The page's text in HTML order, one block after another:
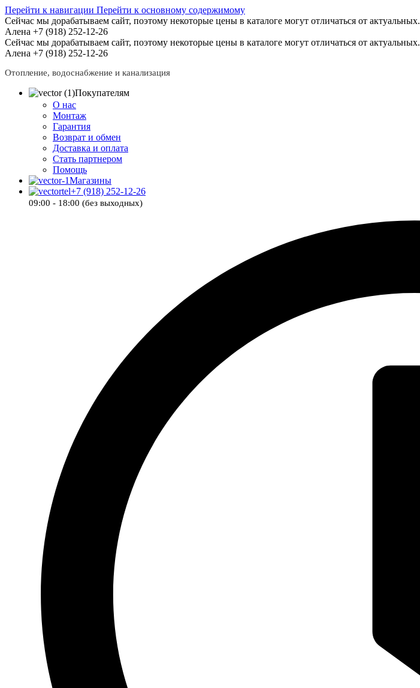
Перейти к навигации Перейти к основному содержимому
Сейчас мы дорабатываем сайт, поэтому некоторые цены в каталоге могут отличаться от актуальных.
Алена +7 (918) 252-12-26
Сейчас мы дорабатываем сайт, поэтому некоторые цены в каталоге могут отличаться от актуальных.
Алена +7 (918) 252-12-26
Отопление, водоснабжение и канализация
Покупателям
О нас
Монтаж
Гарантия
Возврат и обмен
Доставка и оплата
Стать партнером
Помощь
Магазины
+7 (918) 252-12-26
09:00 - 18:00 (без выходных)